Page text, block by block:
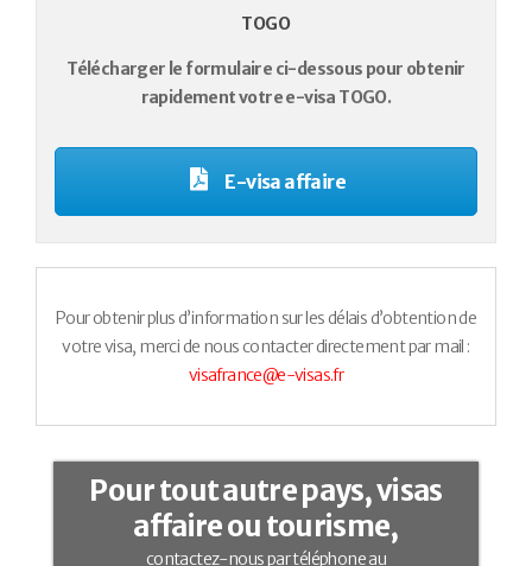
TOGO
Télécharger le formulaire ci-dessous pour obtenir
rapidement votre e-visa TOGO.
E-visa affaire
Pour obtenir plus d’information sur les délais d’obtention de
votre visa, merci de nous contacter directement par mail :
visafrance@e-visas.fr
Pour tout autre pays, visas
affaire ou tourisme,
contactez-nous par téléphone au